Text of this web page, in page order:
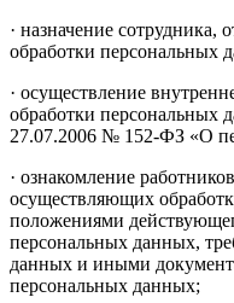
· назначение сотрудника,
обработки персональных
· осуществление
обработки персональных
27.07.2006 № 152-ФЗ «О
· ознакомление
осуществляющих
положениями
персональных данных,
данных и иными
персональных данных;